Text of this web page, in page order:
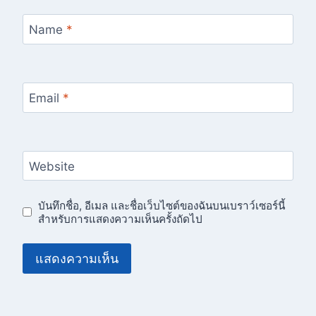
Name *
Email *
Website
บันทึกชื่อ, อีเมล และชื่อเว็บไซต์ของฉันบนเบราว์เซอร์นี้
สำหรับการแสดงความเห็นครั้งถัดไป